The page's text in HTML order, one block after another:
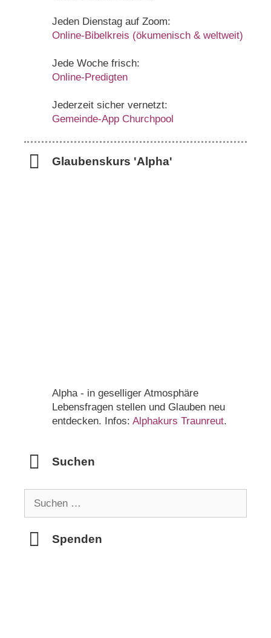
Jeden Dienstag auf Zoom:
Online-Bibelkreis (ökumenisch & weltweit)
Jede Woche frisch:
Online-Predigten
Jederzeit sicher vernetzt:
Gemeinde-App Churchpool
Glaubenskurs 'Alpha'
Alpha - in geselliger Atmosphäre
Lebensfragen stellen und Glauben neu
entdecken. Infos: Alphakurs Traunreut.
Suchen
Spenden